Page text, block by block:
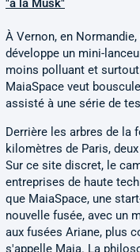
À Vernon, en
développe un mini-
moins polluant et
MaiaSpace veut
assisté à une série de
Derrière les arbres de la
kilomètres de Paris,
Sur ce site discret, le
entreprises de haute
que MaiaSpace, une
nouvelle fusée, avec un
aux fusées Ariane, plus
s'appelle Maia. La